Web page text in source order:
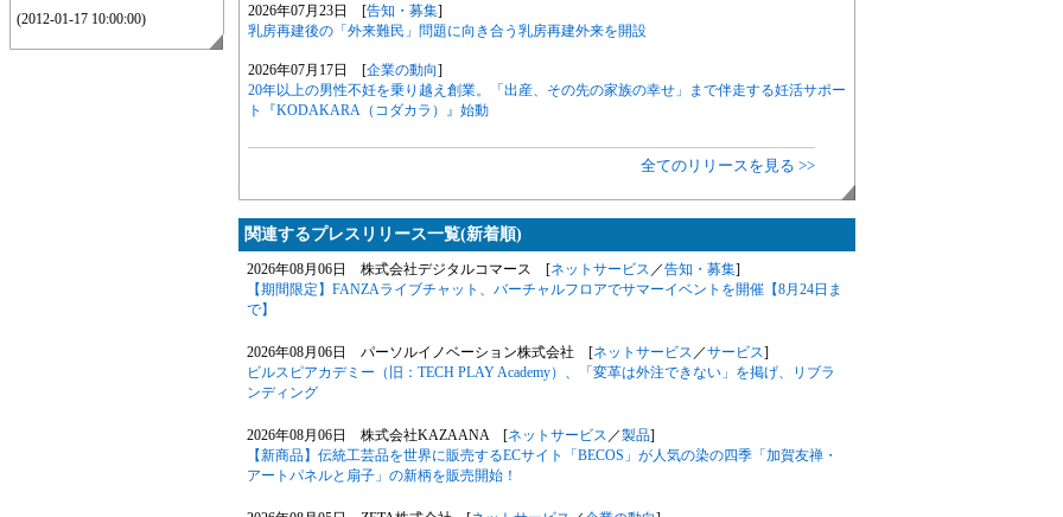
(2012-01-17 10:00:00)
2026年07月23日 [告知・募集]
乳房再建後の「外来難民」問題に向き合う乳房再建外来を開設
2026年07月17日 [企業の動向]
20年以上の男性不妊を乗り越え創業。「出産、その先の家族の幸せ」まで伴走する妊活サポー
ト『KODAKARA（コダカラ）』始動
全てのリリースを見る >>
関連するプレスリリース一覧(新着順)
2026年08月06日 株式会社デジタルコマース [ネットサービス ／告知・募集]
【期間限定】FANZAライブチャット、バーチャルフロアでサマーイベントを開催【8月24日ま
で】
2026年08月06日 パーソルイノベーション株式会社 [ネットサービス ／サービス]
ビルスピアカデミー（旧：TECH PLAY Academy）、「変革は外注できない」を掲げ、リブラ
ンディング
2026年08月06日 株式会社KAZAANA [ネットサービス ／製品]
【新商品】伝統工芸品を世界に販売するECサイト「BECOS」が人気の染の四季「加賀友禅・
アートパネルと扇子」の新柄を販売開始！